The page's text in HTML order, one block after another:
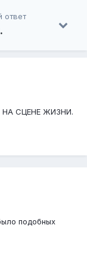
ответ
СЦЕНЕ ЖИЗНИ.
подобных